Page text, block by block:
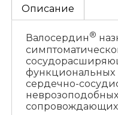
Описание
Валосердин®
функциональных
сердечно-